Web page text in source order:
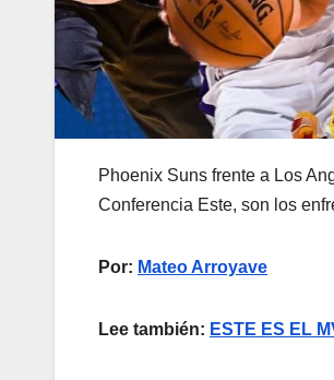
Phoenix Suns frente a Los
Conferencia Este, son los
Por: Mateo Arroyave
Lee también: ESTE ES EL